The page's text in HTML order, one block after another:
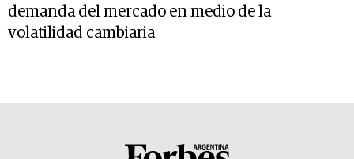
demanda del mercado en medio de la
volatilidad cambiaria